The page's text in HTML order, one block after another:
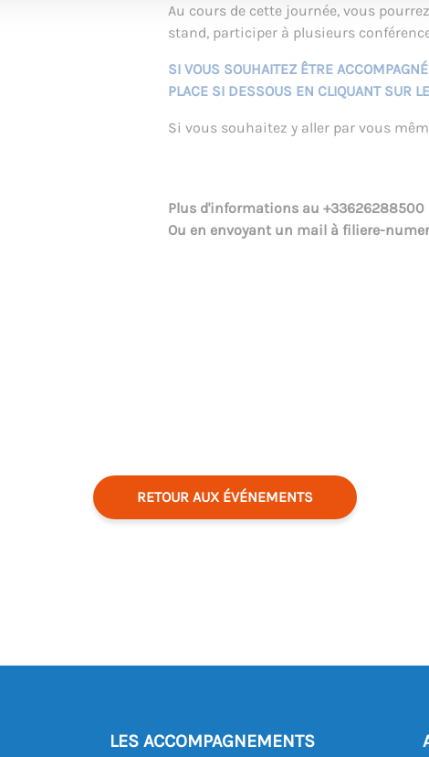
Au cours de cette journée, vous
stand, participer à plusieurs
SI VOUS SOUHAITEZ ÊTRE
PLACE SI DESSOUS EN CLIQUANT SUR
Si vous souhaitez y aller par vous
Plus d'informations au +33626288500
Ou en envoyant un mail à filiere-
RETOUR AUX ÉVÉNEMENTS
LES ACCOMPAGNEMENTS